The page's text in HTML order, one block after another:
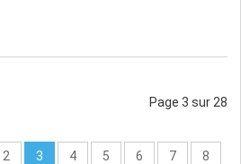
Page 3 sur 28
2 3 4 5 6 7 8